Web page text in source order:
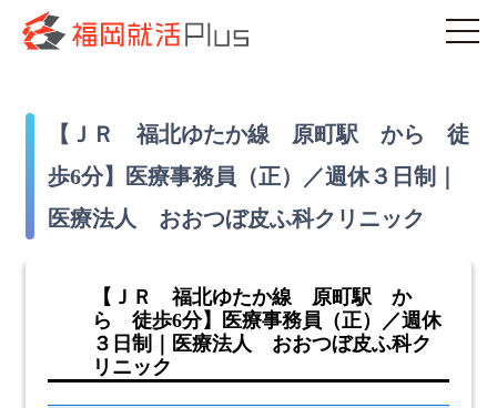
【ＪＲ 福北ゆたか線 原町駅 から 徒
歩6分】医療事務員（正）／週休３日制｜
医療法人 おおつぼ皮ふ科クリニック
【ＪＲ 福北ゆたか線 原町駅 か
ら 徒歩6分】医療事務員（正）／週休
３日制｜医療法人 おおつぼ皮ふ科ク
リニック